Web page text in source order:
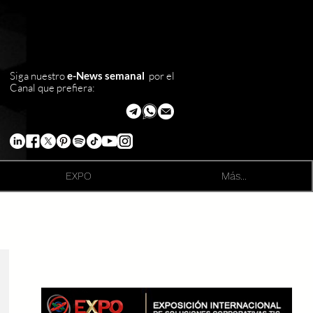
Siga nuestroe-News semanal por el
Canal que prefiera:
EXPO Más...